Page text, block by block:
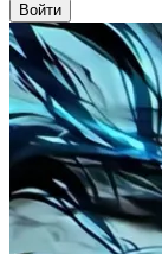
Войти